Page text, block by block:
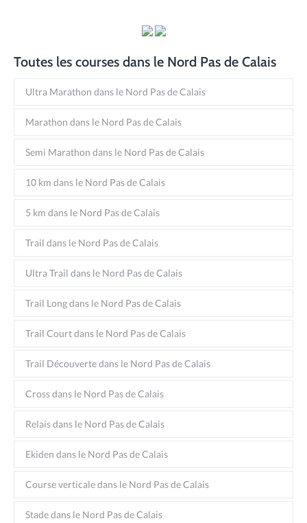
Toutes les courses dans le Nord Pas de Calais
Ultra Marathon dans le Nord Pas de Calais
Marathon dans le Nord Pas de Calais
Semi Marathon dans le Nord Pas de Calais
10 km dans le Nord Pas de Calais
5 km dans le Nord Pas de Calais
Trail dans le Nord Pas de Calais
Ultra Trail dans le Nord Pas de Calais
Trail Long dans le Nord Pas de Calais
Trail Court dans le Nord Pas de Calais
Trail Découverte dans le Nord Pas de Calais
Cross dans le Nord Pas de Calais
Relais dans le Nord Pas de Calais
Ekiden dans le Nord Pas de Calais
Course verticale dans le Nord Pas de Calais
Stade dans le Nord Pas de Calais